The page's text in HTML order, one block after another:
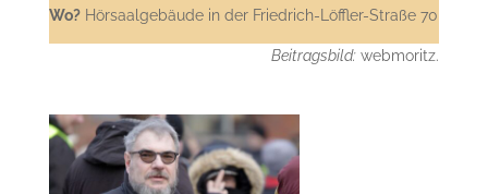
Wo?Hörsaalgebäude in der Friedrich-Löffler-Straße 70
Beitragsbild: webmoritz.